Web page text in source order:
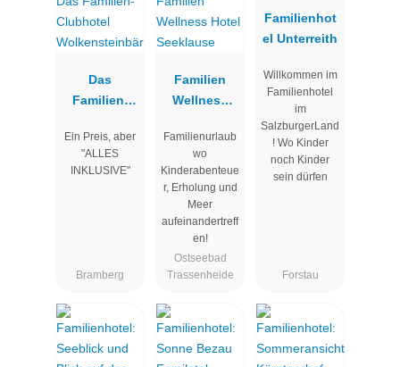
Das
Familien-
Wolkenstein
bär
Ein Preis, aber
"ALLES
INKLUSIVE"
Bramberg
Familien
Wellness
Seeklause
Familienurlaub
wo
Kinderabenteue
r, Erholung und
Meer
aufeinandertreff
en!
Ostseebad
Trassenheide
Familienhot
el Unterreith
Willkommen im
Familienhotel
im
SalzburgerLand
! Wo Kinder
noch Kinder
sein dürfen
Forstau